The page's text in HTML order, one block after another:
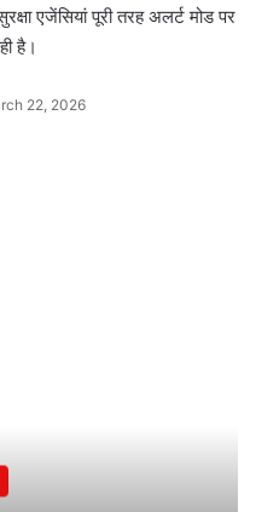
एजेंसियां पूरी तरह अलर्ट मोड पर
है।
22, 2026